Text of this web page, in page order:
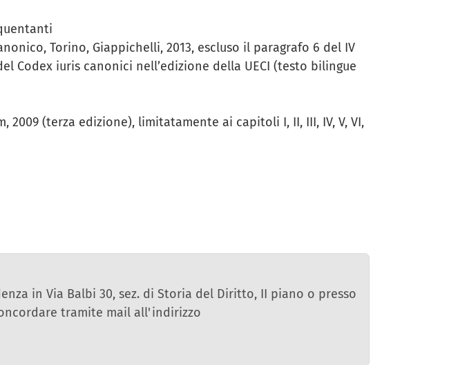
Torino, Giappichelli, 2013, escluso il paragrafo 6 del IV
Codex iuris canonici nell’edizione della UECI (testo bilingue
2009 (terza edizione), limitatamente ai capitoli I, II, III, IV, V, VI,
in Via Balbi 30, sez. di Storia del Diritto, II piano o presso
tramite mail all'indirizzo